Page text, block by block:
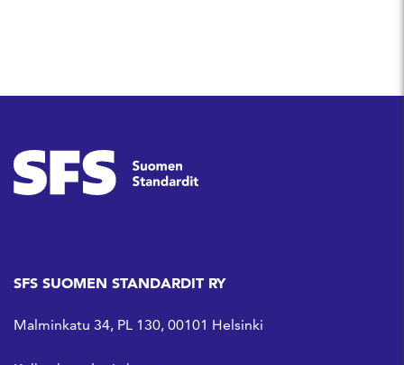
SFS SUOMEN STANDARDIT RY
Malminkatu 34, PL 130, 00101 Helsinki